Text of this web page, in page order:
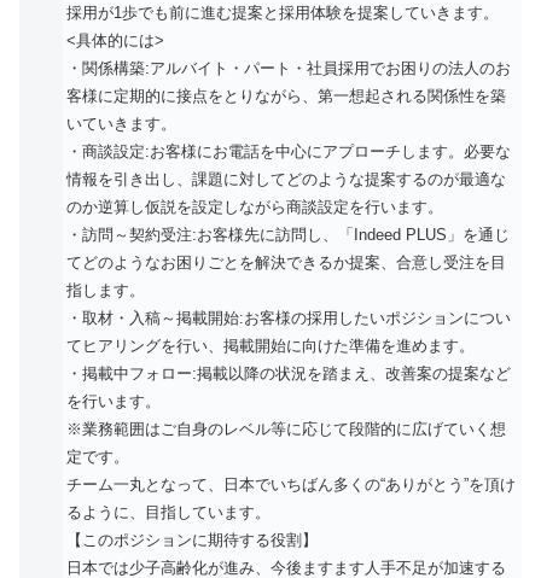
採用が1歩でも前に進む提案と採用体験を提案していきます。
<具体的には>
・関係構築:アルバイト・パート・社員採用でお困りの法人のお
客様に定期的に接点をとりながら、第一想起される関係性を築
いていきます。
・商談設定:お客様にお電話を中心にアプローチします。必要な
情報を引き出し、課題に対してどのような提案するのが最適な
のか逆算し仮説を設定しながら商談設定を行います。
・訪問～契約受注:お客様先に訪問し、「Indeed PLUS」を通じ
てどのようなお困りごとを解決できるか提案、合意し受注を目
指します。
・取材・入稿～掲載開始:お客様の採用したいポジションについ
てヒアリングを行い、掲載開始に向けた準備を進めます。
・掲載中フォロー:掲載以降の状況を踏まえ、改善案の提案など
を行います。
※業務範囲はご自身のレベル等に応じて段階的に広げていく想
定です。
チーム一丸となって、日本でいちばん多くの“ありがとう”を頂け
るように、目指しています。
【このポジションに期待する役割】
日本では少子高齢化が進み、今後ますます人手不足が加速する